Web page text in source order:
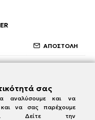
ΑΠΟΣΤΟΛΗ
σας
αναλύσουμε και να
να σας παρέχουμε
Δείτε την